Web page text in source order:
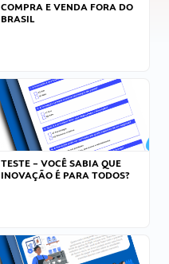
COMPRA E VENDA FORA DO
BRASIL
TESTE – VOCÊ SABIA QUE
INOVAÇÃO É PARA TODOS?